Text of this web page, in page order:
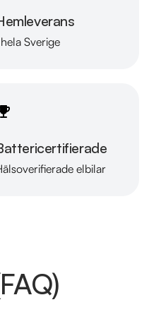
Sverige
elbilar